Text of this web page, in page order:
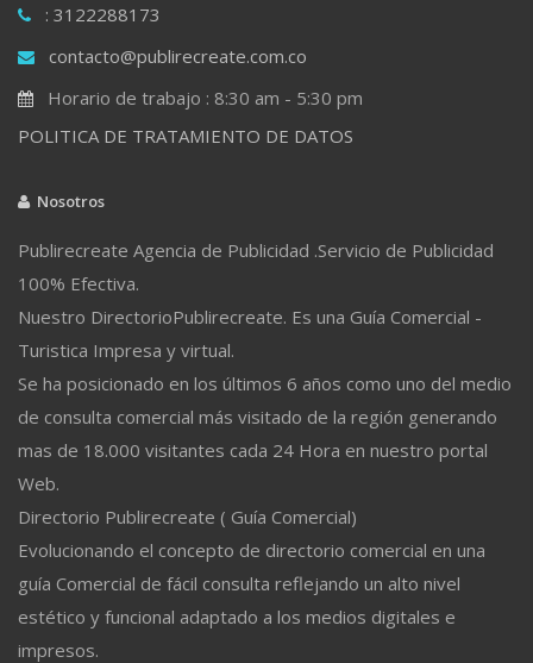
: 3122288173
contacto@publirecreate.com.co
Horario de trabajo : 8:30 am - 5:30 pm
POLITICA DE TRATAMIENTO DE DATOS
Nosotros
Publirecreate Agencia de Publicidad .Servicio de Publicidad
100% Efectiva.
Nuestro DirectorioPublirecreate. Es una Guía Comercial -
Turistica Impresa y virtual.
Se ha posicionado en los últimos 6 años como uno del medio
de consulta comercial más visitado de la región generando
mas de 18.000 visitantes cada 24 Hora en nuestro portal
Web.
Directorio Publirecreate ( Guía Comercial)
Evolucionando el concepto de directorio comercial en una
guía Comercial de fácil consulta reflejando un alto nivel
estético y funcional adaptado a los medios digitales e
impresos.